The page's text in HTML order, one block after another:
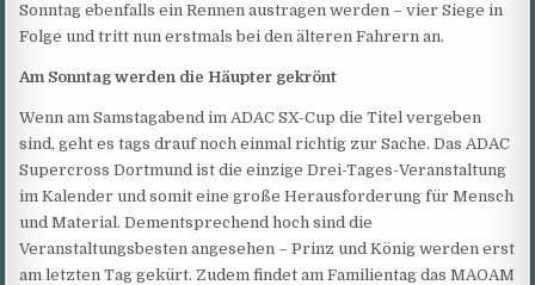
Sonntag ebenfalls ein Rennen austragen werden – vier Siege in
Folge und tritt nun erstmals bei den älteren Fahrern an.
Am Sonntag werden die Häupter gekrönt
Wenn am Samstagabend im ADAC SX-Cup die Titel vergeben
sind, geht es tags drauf noch einmal richtig zur Sache. Das ADAC
Supercross Dortmund ist die einzige Drei-Tages-Veranstaltung
im Kalender und somit eine große Herausforderung für Mensch
und Material. Dementsprechend hoch sind die
Veranstaltungsbesten angesehen – Prinz und König werden erst
am letzten Tag gekürt. Zudem findet am Familientag das MAOAM